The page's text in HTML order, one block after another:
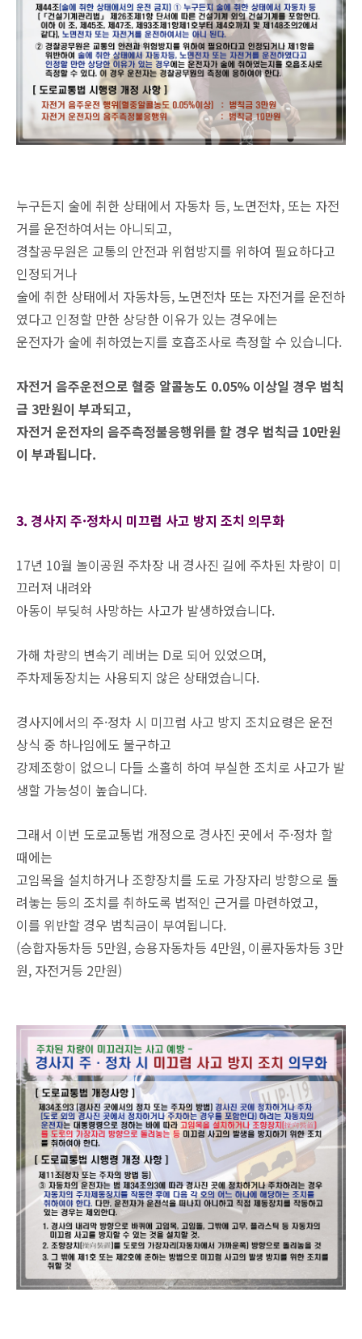
누구든지 술에 취한 상태에서 자동차 등, 노면전차, 또는 자전
거를 운전하여서는 아니되고,
경찰공무원은 교통의 안전과 위험방지를 위하여 필요하다고
인정되거나
술에 취한 상태에서 자동차등, 노면전차 또는 자전거를 운전하
였다고 인정할 만한 상당한 이유가 있는 경우에는
운전자가 술에 취하였는지를 호흡조사로 측정할 수 있습니다.
자전거 음주운전으로 혈중 알콜농도 0.05% 이상일 경우 범칙
금 3만원이 부과되고,
자전거 운전자의 음주측정불응행위를 할 경우 범칙금 10만원
이 부과됩니다.
3. 경사지 주·정차시 미끄럼 사고 방지 조치 의무화
17년 10월 놀이공원 주차장 내 경사진 길에 주차된 차량이 미
끄러져 내려와
아동이 부딪혀 사망하는 사고가 발생하였습니다.
가해 차량의 변속기 레버는 D로 되어 있었으며,
주차제동장치는 사용되지 않은 상태였습니다.
경사지에서의 주·정차 시 미끄럼 사고 방지 조치요령은 운전
상식 중 하나임에도 불구하고
강제조항이 없으니 다들 소홀히 하여 부실한 조치로 사고가 발
생할 가능성이 높습니다.
그래서 이번 도로교통법 개정으로 경사진 곳에서 주·정차 할
때에는
고임목을 설치하거나 조향장치를 도로 가장자리 방향으로 돌
려놓는 등의 조치를 취하도록 법적인 근거를 마련하였고,
이를 위반할 경우 범칙금이 부여됩니다.
(승합자동차등 5만원, 승용자동차등 4만원, 이륜자동차등 3만
원, 자전거등 2만원)